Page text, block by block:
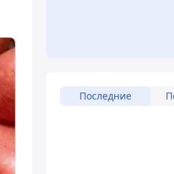
Последние